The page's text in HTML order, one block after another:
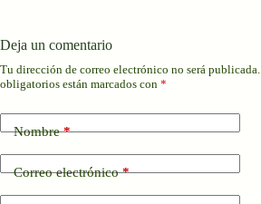
Deja un comentario
Tu dirección de correo electrónico no será publicada.
obligatorios están marcados con *
Nombre*
Correo electrónico*